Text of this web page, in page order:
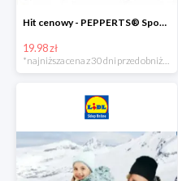
Hit cenowy - PEPPERTS® Spodnie dresowe chłopięce, 1 para
19.98 zł